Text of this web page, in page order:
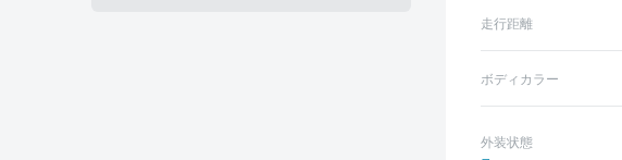
走行距離
ボディカラー
外装状態